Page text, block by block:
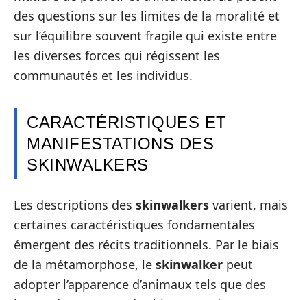
des questions sur les limites de la moralité et
sur l’équilibre souvent fragile qui existe entre
les diverses forces qui régissent les
communautés et les individus.
CARACTÉRISTIQUES ET
MANIFESTATIONS DES
SKINWALKERS
Les descriptions des skinwalkers varient, mais
certaines caractéristiques fondamentales
émergent des récits traditionnels. Par le biais
de la métamorphose, le skinwalker peut
adopter l’apparence d’animaux tels que des